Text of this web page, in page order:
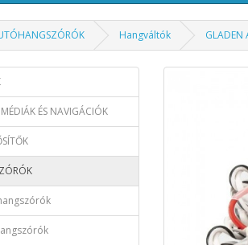
Hangváltók GLADEN
ÉS NAVIGÁCIÓK